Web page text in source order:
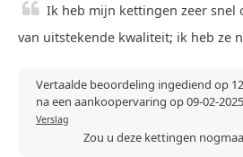
Ik heb mijn kettingen zeer snel
van uitstekende kwaliteit; ik heb ze
Vertaalde beoordeling ingediend op
na een aankoopervaring op 09-02-2025
Verslag
Zou u deze kettingen